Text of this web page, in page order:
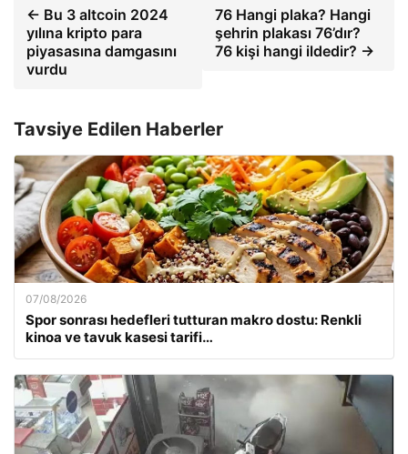
← Bu 3 altcoin 2024
yılına kripto para
piyasasına damgasını
vurdu
76 Hangi plaka? Hangi
şehrin plakası 76’dır?
76 kişi hangi ildedir? →
Tavsiye Edilen Haberler
07/08/2026
Spor sonrası hedefleri tutturan makro dostu: Renkli
kinoa ve tavuk kasesi tarifi…